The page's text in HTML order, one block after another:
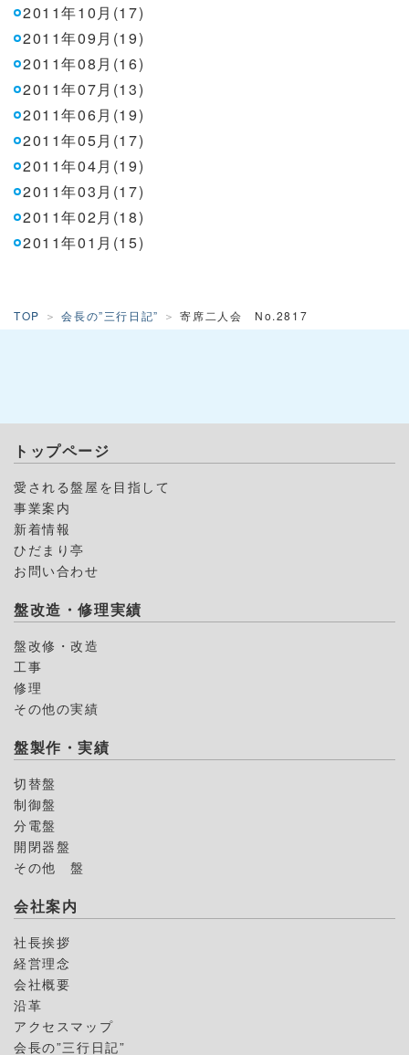
2011年10月(17)
2011年09月(19)
2011年08月(16)
2011年07月(13)
2011年06月(19)
2011年05月(17)
2011年04月(19)
2011年03月(17)
2011年02月(18)
2011年01月(15)
TOP 会長の”三行日記” 寄席二人会 No.2817
トップページ
愛される盤屋を目指して
事業案内
新着情報
ひだまり亭
お問い合わせ
盤改造・修理実績
盤改修・改造
工事
修理
その他の実績
盤製作・実績
切替盤
制御盤
分電盤
開閉器盤
その他 盤
会社案内
社長挨拶
経営理念
会社概要
沿革
アクセスマップ
会長の”三行日記”